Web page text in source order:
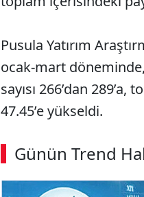
Pusula Yatırım
ocak-mart
sayısı 266’dan
47.45’e yükseldi.
Günün Trend